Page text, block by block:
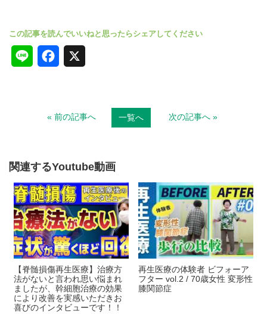
e
o
o
k
« 前の記事へ 一覧へ 次の記事へ »
関連するYoutube動画
【脊髄損傷再生医療】治療方
法がないと言われ思い悩まれ
ましたが、幹細胞治療の効果
により改善を実感いただきお
喜びのインタビューです！！
再生医療の体験者 ビフォーア
フター vol.2 / 70歳女性 変形性
膝関節症